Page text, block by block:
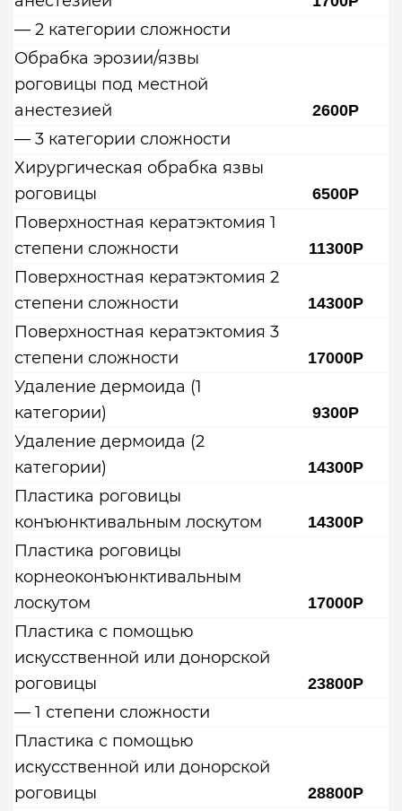
— 2 категории сложности
Обрабка эрозии/язвы
роговицы под местной
анестезией
2600Р
— 3 категории сложности
Хирургическая обрабка язвы
роговицы
6500Р
Поверхностная кератэктомия 1
степени сложности
11300Р
Поверхностная кератэктомия 2
степени сложности
14300Р
Поверхностная кератэктомия 3
степени сложности
17000Р
Удаление дермоида (1
категории)
9300Р
Удаление дермоида (2
категории)
14300Р
Пластика роговицы
конъюнктивальным лоскутом
14300Р
Пластика роговицы
корнеоконъюнктивальным
лоскутом
17000Р
Пластика с помощью
искусственной или донорской
роговицы
23800Р
— 1 степени сложности
Пластика с помощью
искусственной или донорской
роговицы
28800Р